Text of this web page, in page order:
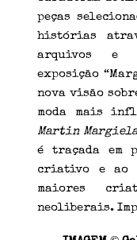
peças
histórias
arquivos e
exposição
nova visão
moda mais
Martin Margiela
é traçada em
criativo e ao
maiores
neoliberais.